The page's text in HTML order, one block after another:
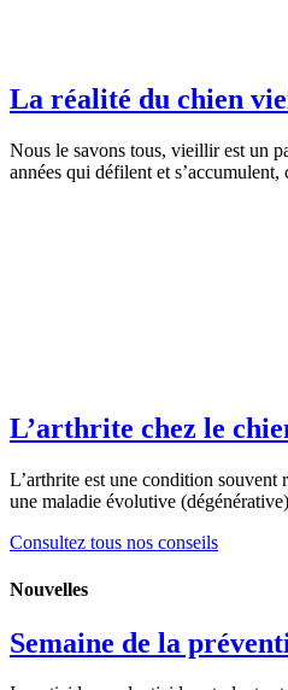
La réalité du chien
Nous le savons tous, vieillir est un
années qui défilent et
L’arthrite chez le
L’arthrite est une condition souvent
une maladie évolutive
Consultez tous nos conseils
Nouvelles
Semaine de la